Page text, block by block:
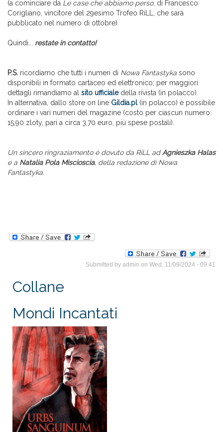
(a cominciare da Le case che abbiamo perso, di Francesco
Corigliano, vincitore del 29esimo Trofeo RiLL, che sarà
pubblicato nel numero di ottobre)
Quindi... restate in contatto!
P.S. ricordiamo che tutti i numeri di Nowa Fantastyka sono
disponibili in formato cartaceo ed elettronico; per maggiori
dettagli rimandiamo al sito ufficialedella rivista (in polacco).
In alternativa, dallo store on line Gildia.pl(in polacco) è possibile
ordinare i vari numeri del magazine (costo per ciascun numero:
15,90 zloty, pari a circa 3,70 euro, più spese postali).
Un sincero ringraziamento è dovuto da RiLL adAgnieszka Halas
e a Natalia Pola Miscioscia, della redazione di Nowa
Fantastyka.
Submitted by admin on Wed, 11/09/2024 - 09:41
Collane
Mondi Incantati